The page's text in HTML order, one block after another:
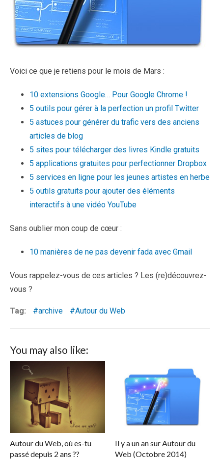
Voici ce que je retiens pour le mois de Mars :
10 extensions Google… Pour Google Chrome !
5 outils pour gérer à la perfection un profil Twitter
5 astuces pour générer du trafic vers des anciens
articles de blog
5 sites pour télécharger des livres Kindle gratuits
5 applications gratuites pour perfectionner Dropbox
5 services en ligne pour les jeunes artistes en herbe
5 outils gratuits pour ajouter des éléments
interactifs à une vidéo YouTube
Sans oublier mon coup de cœur :
10 manières de ne pas devenir fada avec Gmail
Vous rappelez-vous de ces articles ? Les (re)découvrez-
vous ?
Tag: archive Autour du Web
You may also like:
Autour du Web, où es-tu
passé depuis 2 ans ??
Il y a un an sur Autour du
Web (Octobre 2014)